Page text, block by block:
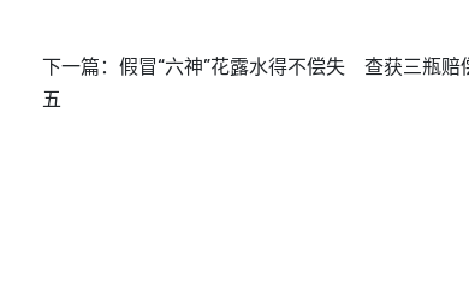
下一篇： 假冒“六神”花露水得不偿失 查获三瓶赔
五